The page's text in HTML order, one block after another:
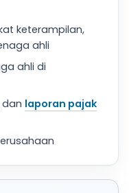
keterampilan,
ahli
ahli di
dan laporan pajak